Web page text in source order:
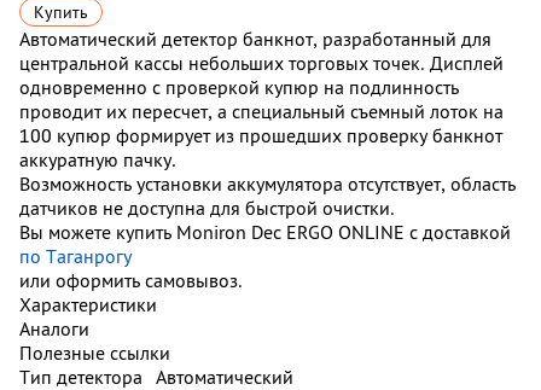
Купить
Автоматический детектор банкнот, разработанный для
центральной кассы небольших торговых точек. Дисплей
одновременно с проверкой купюр на подлинность
проводит их пересчет, а специальный съемный лоток на
100 купюр формирует из прошедших проверку банкнот
аккуратную пачку.
Возможность установки аккумулятора отсутствует, область
датчиков не доступна для быстрой очистки.
Вы можете купить Moniron Dec ERGO ONLINE с доставкой
по Таганрогу
или оформить самовывоз.
Характеристики
Аналоги
Полезные ссылки
Тип детектора Автоматический